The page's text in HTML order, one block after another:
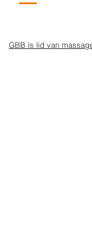
GBB is lid van